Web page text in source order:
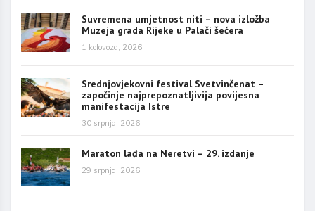
Suvremena umjetnost niti – nova izložba
Muzeja grada Rijeke u Palači šećera
1 kolovoza, 2026
Srednjovjekovni festival Svetvinčenat –
započinje najprepoznatljivija povijesna
manifestacija Istre
30 srpnja, 2026
Maraton lađa na Neretvi – 29. izdanje
29 srpnja, 2026